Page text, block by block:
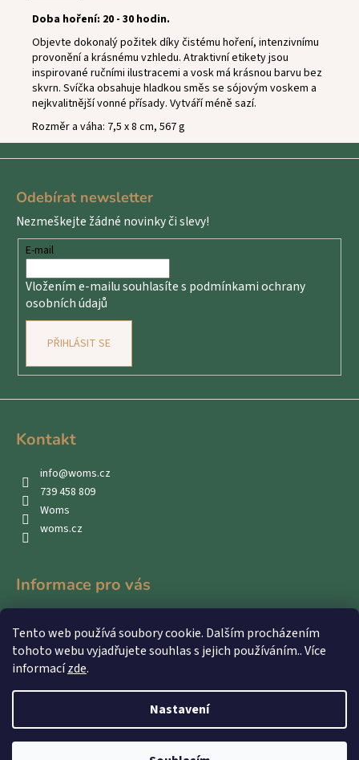
Tento web používá soubory cookie. Dalším procházením
tohoto webu vyjadřujete souhlas s jejich používáním.. Více
informacízde.
Nastavení
Doba hoření: 20 - 30 hodin.
Objevte dokonalý požitek díky čistému hoření, intenzivnímu
provonění a krásnému vzhledu. Atraktivní etikety jsou
inspirované ručními ilustracemi a vosk má krásnou barvu bez
skvrn. Svíčka obsahuje hladkou směs se sójovým voskem a
nejkvalitnější vonné přísady. Vytváří méně sazí.
Rozměr a váha: 7,5 x 8 cm, 567 g
Odebírat newsletter
Nezmeškejte žádné novinky či slevy!
E-mail
Vložením e-mailu souhlasíte s podmínkami ochrany
osobních údajů
PŘIHLÁSIT SE
Kontakt
info@woms.cz
739 458 809
Woms
woms.cz
Informace pro vás
Obchodní podmínky
Podmínky ochrany osobních údajů
Vytvořil Shoptet